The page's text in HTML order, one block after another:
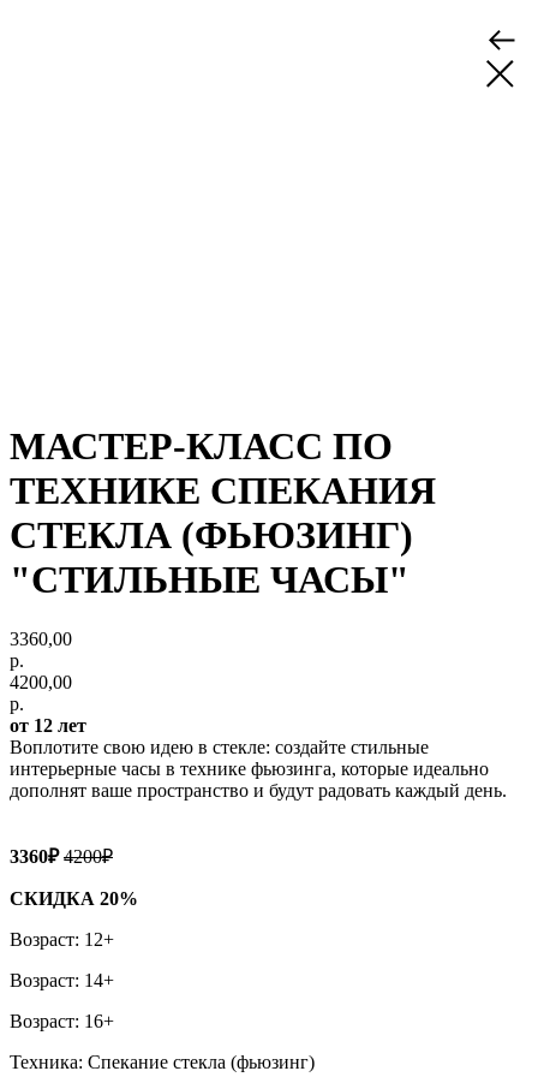
МАСТЕР-КЛАСС ПО
ТЕХНИКЕ СПЕКАНИЯ
СТЕКЛА (ФЬЮЗИНГ)
"СТИЛЬНЫЕ ЧАСЫ"
3360,00
р.
4200,00
р.
от 12 лет
Воплотите свою идею в стекле: создайте стильные
интерьерные часы в технике фьюзинга, которые идеально
дополнят ваше пространство и будут радовать каждый день.
3360₽4200₽
СКИДКА 20%
Возраст: 12+
Возраст: 14+
Возраст: 16+
Техника: Спекание стекла (фьюзинг)